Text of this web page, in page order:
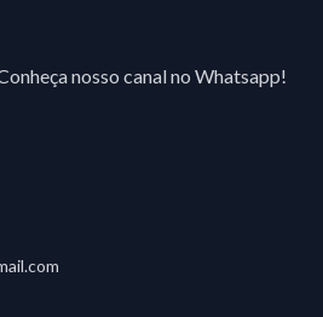
nosso canal no Whatsapp!